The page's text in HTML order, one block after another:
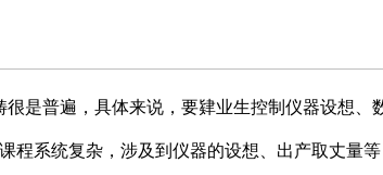
是普遍，具体来说，要肄业生控制仪器设想
程系统复杂，涉及到仪器的设想、出产取丈量